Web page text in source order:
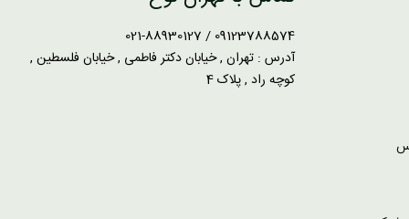
09123788574 / 021-88930127
آدرس : تهران , خیابان دکتر فاطمی , خیابان فلسطین ,
کوچه راد , پلاک 4